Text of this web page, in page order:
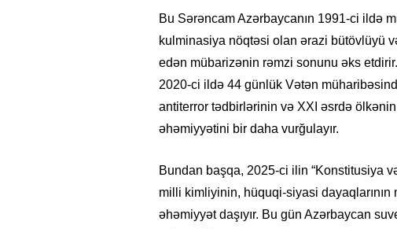
Bu Sərəncam Azərbaycanın 1991-ci ildə
kulminasiya nöqtəsi olan ərazi bütövlüyü
edən mübarizənin rəmzi sonunu əks
2020-ci ildə 44 günlük Vətən
antiterror tədbirlərinin və XXI əsrdə
əhəmiyyətini bir daha vurğulayır.
Bundan başqa, 2025-ci ilin “Konstitusiya
milli kimliyinin, hüquqi-siyasi
əhəmiyyət daşıyır. Bu gün Azərbaycan